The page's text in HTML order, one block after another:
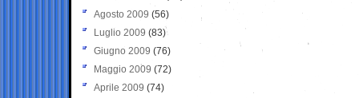
Agosto 2009 (56)
Luglio 2009 (83)
Giugno 2009 (76)
Maggio 2009 (72)
Aprile 2009 (74)